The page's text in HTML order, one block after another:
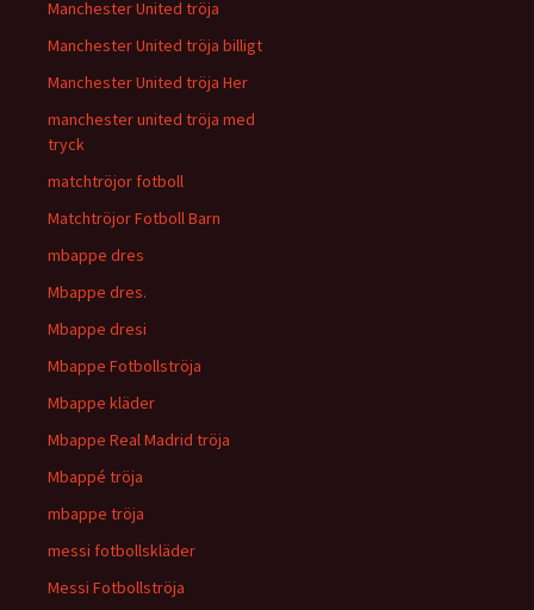
Manchester United tröja
Manchester United tröja billigt
Manchester United tröja Her
manchester united tröja med
tryck
matchtröjor fotboll
Matchtröjor Fotboll Barn
mbappe dres
Mbappe dres.
Mbappe dresi
Mbappe Fotbollströja
Mbappe kläder
Mbappe Real Madrid tröja
Mbappé tröja
mbappe tröja
messi fotbollskläder
Messi Fotbollströja